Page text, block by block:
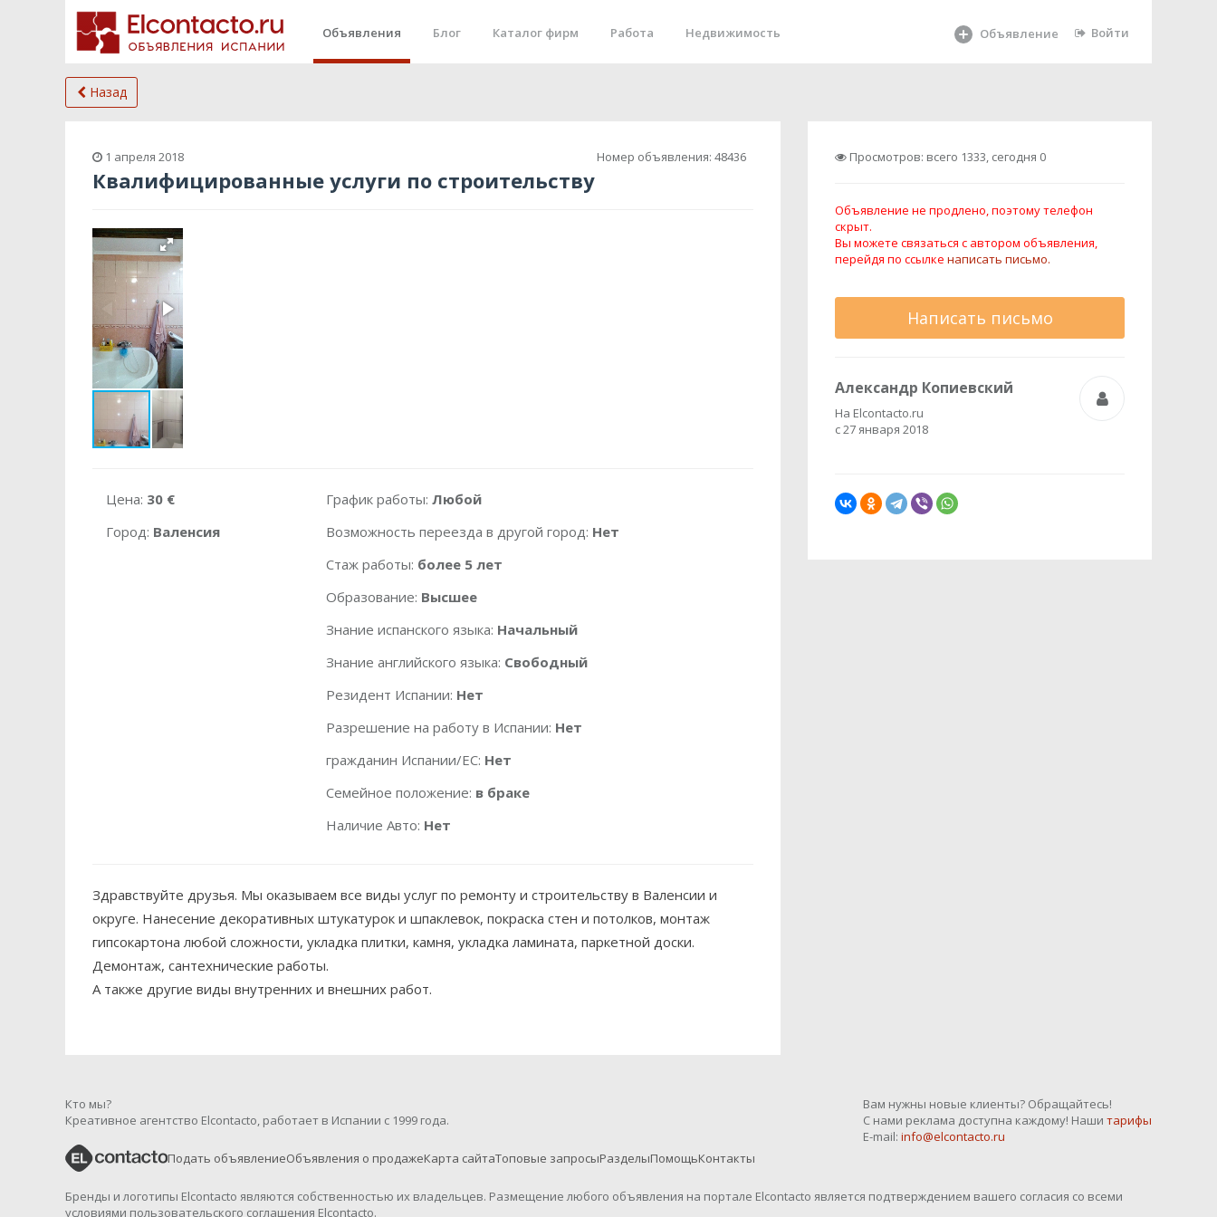
Объявления Блог Каталог фирм Работа Недвижимость Объявление Войти
Назад
1 апреля 2018 Номер объявления: 48436
Квалифицированные услуги по строительству
Цена: 30 €
Город: Валенсия
График работы:Любой
Возможность переезда в другой город: Нет
Стаж работы: более 5 лет
Образование: Высшее
Знание испанского языка: Начальный
Знание английского языка: Свободный
Резидент Испании: Нет
Разрешение на работу в Испании: Нет
гражданин Испании/ЕС: Нет
Семейное положение: в браке
Наличие Авто: Нет
Здравствуйте друзья. Мы оказываем все виды услуг по ремонту и строительству в Валенсии и
округе. Нанесение декоративных штукатурок и шпаклевок, покраска стен и потолков, монтаж
гипсокартона любой сложности, укладка плитки, камня, укладка ламината, паркетной доски.
Демонтаж, сантехнические работы.
А также другие виды внутренних и внешних работ.
Просмотров: всего 1333, сегодня 0
Объявление не продлено, поэтому телефон
скрыт.
Вы можете связаться с автором объявления,
перейдя по ссылке написать письмо.
Написать письмо
Александр Копиевский
На Elcontacto.ru
с 27 января 2018
Кто мы?
Креативное агентство Elcontacto, работает в Испании с 1999 года.
Вам нужны новые клиенты? Обращайтесь!
С нами реклама доступна каждому! Наши тарифы
E-mail: info@elcontacto.ru
Подать объявлениеОбъявления о продажеКарта сайтаТоповые запросыРазделыПомощьКонтакты
Бренды и логотипы Elcontacto являются собственностью их владельцев. Размещение любого объявления на портале Elcontacto является подтверждением вашего согласия со всеми
условиями пользовательского соглашения Elcontacto.